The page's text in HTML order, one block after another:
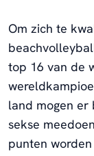
Om zich te
top 16 van de
land mogen er
sekse
punten